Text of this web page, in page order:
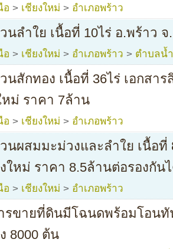
อ > เชียงใหม่ > อำเภอพร้าว
นลำใย เนื้อที่ 10ไร่ อ.พร้าว จ
อ > เชียงใหม่ > อำเภอพร้าว > ตำบลน้
นสักทอง เนื้อที่ 36ไร่ เอกสา
หม่ ราคา 7ล้าน
อ > เชียงใหม่ > อำเภอพร้าว
นผสมมะม่วงและลำใย เนื้อที่
ใหม่ ราคา 8.5ล้านต่อรองกัน
อ > เชียงใหม่ > อำเภอพร้าว
รขายที่ดินมีโฉนดพร้อมโอนทั
8000 ต้น